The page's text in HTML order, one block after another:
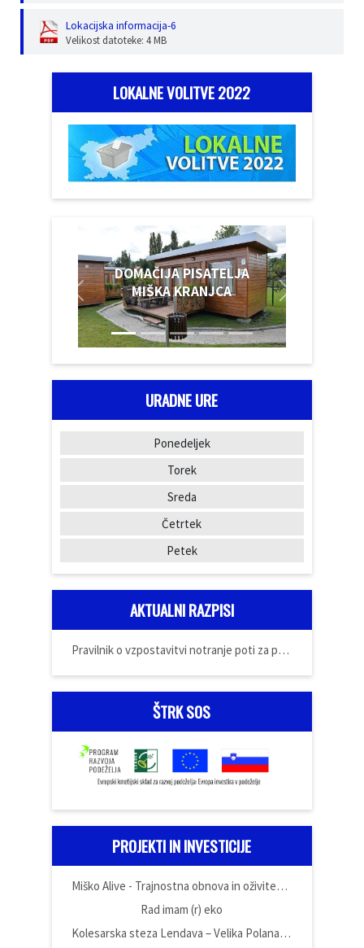
Lokacijska informacija-6
Velikost datoteke: 4 MB
LOKALNE VOLITVE 2022
DOMAČIJA PISATELJA
MIŠKA KRANJCA
URADNE URE
Ponedeljek
Torek
Sreda
Četrtek
Petek
AKTUALNI RAZPISI
Pravilnik o vzpostavitvi notranje poti za prijavo
ŠTRK SOS
PROJEKTI IN INVESTICIJE
Miško Alive - Trajnostna obnova in oživitev domačije Miška Kranjca
Rad imam (r) eko
Kolesarska steza Lendava – Velika Polana – Črenšovci